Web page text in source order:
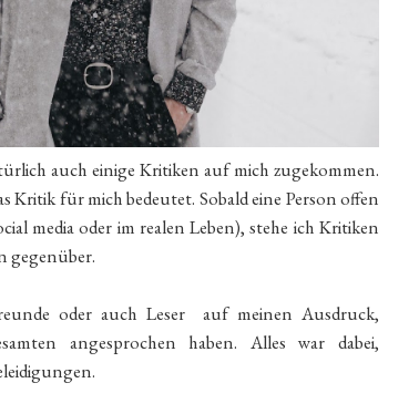
auch einige Kritiken auf mich zugekommen.
Kritik für mich bedeutet. Sobald eine Person offen
media oder im realen Leben), stehe ich Kritiken
gegenüber.
oder auch Leser auf meinen Ausdruck,
angesprochen haben. Alles war dabei,